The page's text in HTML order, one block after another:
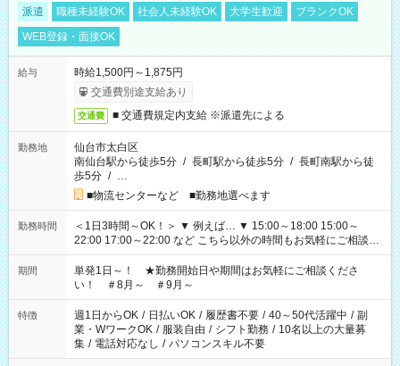
派遣 職種未経験OK 社会人未経験OK 大学生歓迎
ブランクOK
WEB登録・面接OK
給与
時給1,500円～1,875円
交通費別途支給あり
交通費 ■ 交通費規定内支給 ※派遣先による
勤務地
仙台市太白区
南仙台駅から徒歩5分 / 長町駅から徒歩5分 / 長町南駅から徒
歩5分 / …
■物流センターなど ■勤務地選べます
勤務時間
＜1日3時間～OK！＞ ▼ 例えば… ▼ 15:00～18:00 15:00～
22:00 17:00～22:00 など こちら以外の時間もお気軽にご相談く
ださい！
期間
単発1日～！ ★勤務開始日や期間はお気軽にご相談くださ
い！ ＃8月～ ＃9月～
特徴 週1日からOK / 日払いOK / 履歴書不要 / 40～50代活躍中 / 副
業・WワークOK / 服装自由 / シフト勤務 / 10名以上の大量募
集 / 電話対応なし / パソコンスキル不要